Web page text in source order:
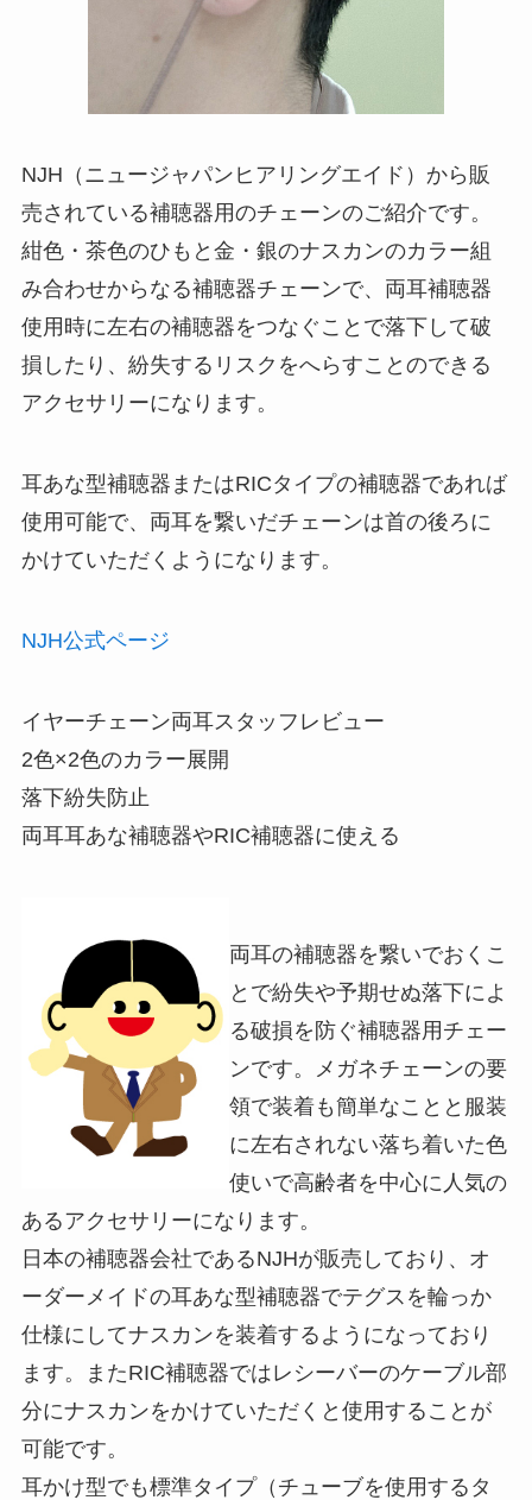
NJH（ニュージャパンヒアリングエイド）から販
売されている補聴器用のチェーンのご紹介です。
紺色・茶色のひもと金・銀のナスカンのカラー組
み合わせからなる補聴器チェーンで、両耳補聴器
使用時に左右の補聴器をつなぐことで落下して破
損したり、紛失するリスクをへらすことのできる
アクセサリーになります。
耳あな型補聴器またはRICタイプの補聴器であれば
使用可能で、両耳を繋いだチェーンは首の後ろに
かけていただくようになります。
NJH公式ページ
イヤーチェーン両耳スタッフレビュー
2色×2色のカラー展開
落下紛失防止
両耳耳あな補聴器やRIC補聴器に使える
両耳の補聴器を繋いでおくこ
とで紛失や予期せぬ落下によ
る破損を防ぐ補聴器用チェー
ンです。メガネチェーンの要
領で装着も簡単なことと服装
に左右されない落ち着いた色
使いで高齢者を中心に人気の
あるアクセサリーになります。
日本の補聴器会社であるNJHが販売しており、オ
ーダーメイドの耳あな型補聴器でテグスを輪っか
仕様にしてナスカンを装着するようになっており
ます。またRIC補聴器ではレシーバーのケーブル部
分にナスカンをかけていただくと使用することが
可能です。
耳かけ型でも標準タイプ（チューブを使用するタ